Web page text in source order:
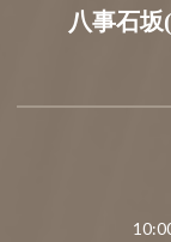
八事石